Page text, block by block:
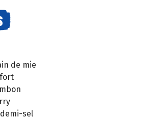
de mie
sel